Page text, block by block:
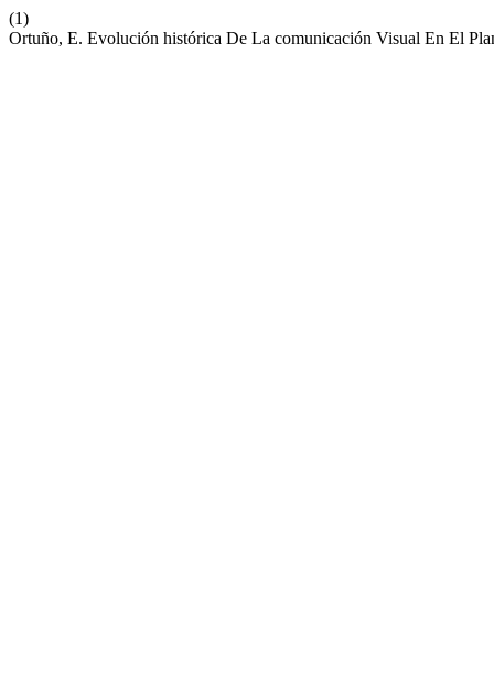
(1)
Ortuño, E. Evolución histórica De La comunicación Visual En El